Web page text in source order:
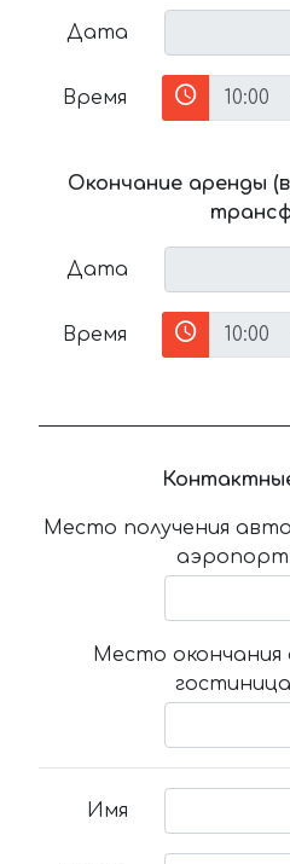
Дата
Время
Окончание аренды
Дата
Время
Место получения
аэропорт
Место окончания
Имя